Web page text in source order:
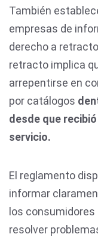
También
empresas de
derecho a
retracto implica
arrepentirse en
por catálogos
desde que
servicio.
El reglamento
informar
los
resolver